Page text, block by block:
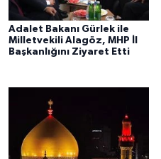
Adalet Bakanı Gürlek ile
Milletvekili Alagöz, MHP İl
Başkanlığını Ziyaret Etti